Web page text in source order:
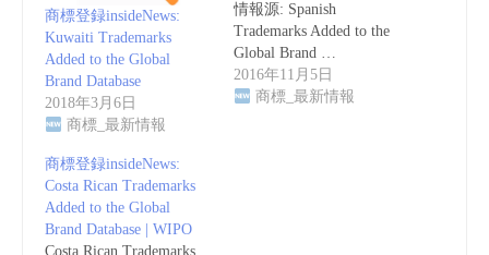
商標登録insideNews:
Kuwaiti Trademarks
Added to the Global
Brand Database
2018年3月6日
商標_最新情報
情報源: Spanish
Trademarks Added to the
Global Brand …
2016年11月5日
商標_最新情報
商標登録insideNews:
Costa Rican Trademarks
Added to the Global
Brand Database | WIPO
Costa Rican Trademarks